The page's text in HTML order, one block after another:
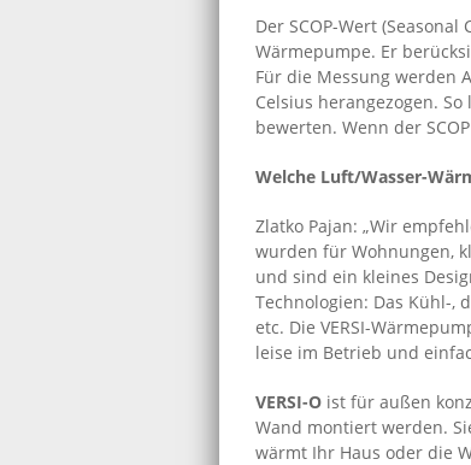
Der SCOP-Wert
Wärmepumpe. Er
Für die Messung werden
Celsius herangezogen.
bewerten. Wenn der
Welche Luft/Wasser-
Zlatko Pajan: „Wir
wurden für Wohnungen,
und sind ein kleines
Technologien: Das Kühl-,
etc. Die VERSI-
leise im Betrieb und
VERSI-O ist für außen
Wand montiert werden.
wärmt Ihr Haus oder die